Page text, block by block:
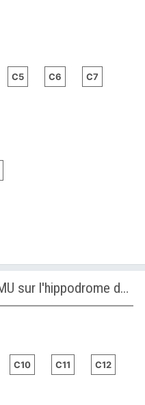
C5 C6 C7
Les vidéos des courses PMU sur l'hippodrome de SANTIAGO
C10 C11 C12